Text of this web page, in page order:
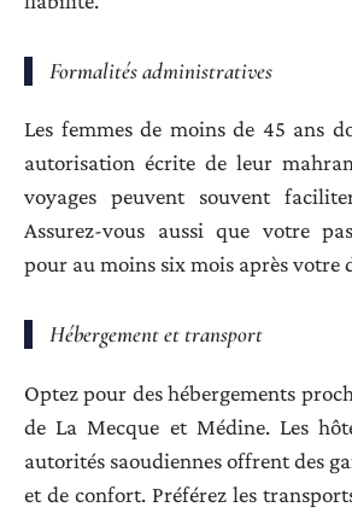
Formalités administratives
Les femmes de moins de 45 ans
autorisation écrite de leur
voyages peuvent souvent
Assurez-vous aussi que votre
pour au moins six mois après votre
Hébergement et transport
Optez pour des hébergements
de La Mecque et Médine. Les
autorités saoudiennes offrent des
et de confort. Préférez les